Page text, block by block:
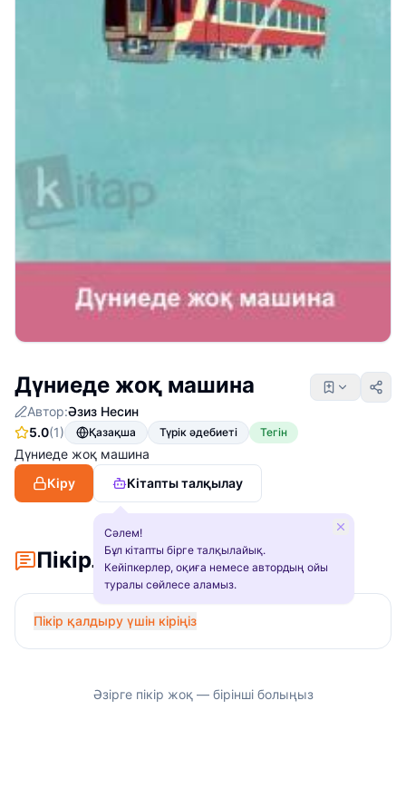
Дүниеде жоқ машина
Автор:Әзиз Несин
5.0(1) Қазақша Түрік әдебиеті Тегін
Дүниеде жоқ машина
Кіру
Кітапты талқылау
Сәлем!
Бұл кітапты бірге талқылайық.
Кейіпкерлер, оқиға немесе автордың ойы
туралы сөйлесе аламыз.
Пікірлер
Пікір қалдыру үшін кіріңіз
Әзірге пікір жоқ — бірінші болыңыз